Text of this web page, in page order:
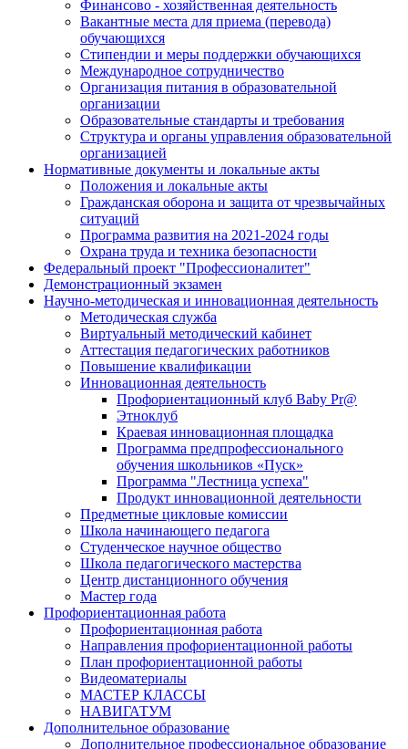
Финансово - хозяйственная деятельность
Вакантные места для приема (перевода)
обучающихся
Стипендии и меры поддержки обучающихся
Международное сотрудничество
Организация питания в образовательной
организации
Образовательные стандарты и требования
Структура и органы управления образовательной
организацией
Нормативные документы и локальные акты
Положения и локальные акты
Гражданская оборона и защита от чрезвычайных
ситуаций
Программа развития на 2021-2024 годы
Охрана труда и техника безопасности
Федеральный проект "Профессионалитет"
Демонстрационный экзамен
Научно-методическая и инновационная деятельность
Методическая служба
Виртуальный методический кабинет
Аттестация педагогических работников
Повышение квалификации
Инновационная деятельность
Профориентационный клуб Baby Pr@
Этноклуб
Краевая инновационная площадка
Программа предпрофессионального
обучения школьников «Пуск»
Программа "Лестница успеха"
Продукт инновационной деятельности
Предметные цикловые комиссии
Школа начинающего педагога
Студенческое научное общество
Школа педагогического мастерства
Центр дистанционного обучения
Мастер года
Профориентационная работа
Профориентационная работа
Направления профориентационной работы
План профориентационной работы
Видеоматериалы
МАСТЕР КЛАССЫ
НАВИГАТУМ
Дополнительное образование
Дополнительное профессиональное образование